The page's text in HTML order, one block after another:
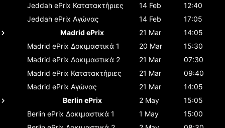
Jeddah ePrix Κατατακτήριες 14 Feb
12:40
Jeddah ePrix Αγώνας 14 Feb
17:05
Madrid ePrix
21 Mar
14:05
Madrid ePrix Δοκιμαστικά 1 20 Mar
15:30
Madrid ePrix Δοκιμαστικά 2 21 Mar
07:30
Madrid ePrix Κατατακτήριες 21 Mar
09:40
Madrid ePrix Αγώνας 21 Mar
14:05
Berlin ePrix
2 May
15:05
Berlin ePrix Δοκιμαστικά 1 1 May
15:00